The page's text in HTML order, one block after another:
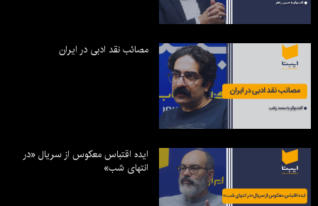
مصائب نقد ادبی در ایران
ایده اقتباس معکوس از سریال «در
انتهای شب»